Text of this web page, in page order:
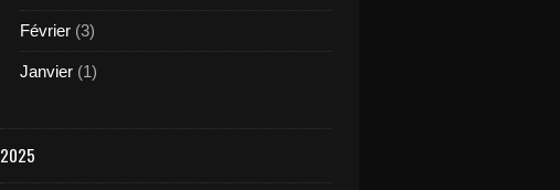
Février (3)
Janvier (1)
2025